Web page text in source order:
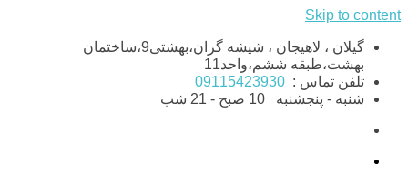
Skip to content
گیلان ، لاهیجان ، شیشه گران،بهشتی9،ساختمان
بهشت،طبقه ششم،واحد11
تلفن تماس : 09115423930
شنبه - پنجشنبه